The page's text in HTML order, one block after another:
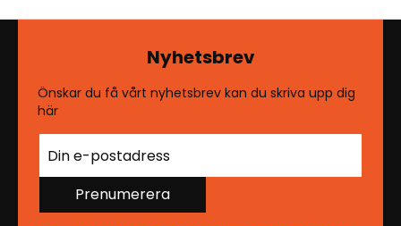
Nyhetsbrev
Önskar du få vårt nyhetsbrev kan du skriva upp dig
här
Prenumerera